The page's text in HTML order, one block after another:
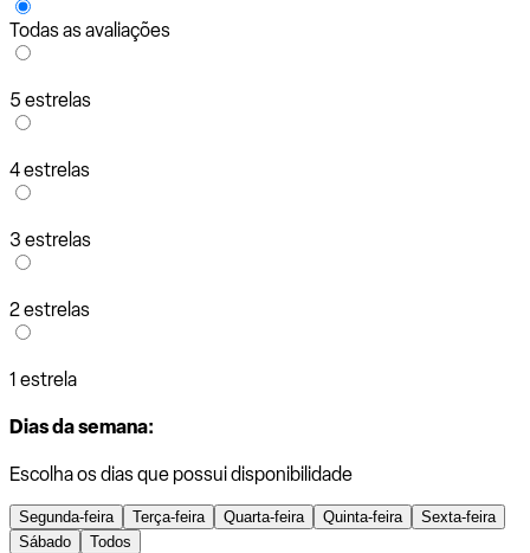
Todas as avaliações
5 estrelas
4 estrelas
3 estrelas
2 estrelas
1 estrela
Dias da semana:
Escolha os dias que possui disponibilidade
Segunda-feira Terça-feira Quarta-feira Quinta-feira
Sexta-feira
Sábado
Todos